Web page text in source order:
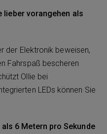
lieber vorangehen als
der Elektronik beweisen,
Fahrspaß bescheren
Ollie bei
LEDs können Sie
6 Metern pro Sekunde